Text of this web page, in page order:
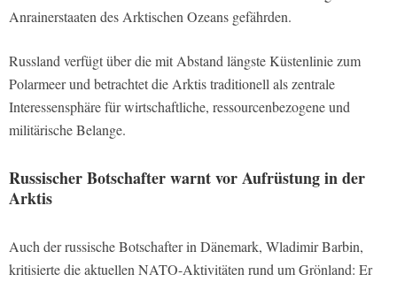
Anrainerstaaten des Arktischen Ozeans gefährden.
Russland verfügt über die mit Abstand längste Küstenlinie zum
Polarmeer und betrachtet die Arktis traditionell als zentrale
Interessensphäre für wirtschaftliche, ressourcenbezogene und
militärische Belange.
Russischer Botschafter warnt vor Aufrüstung in der
Arktis
Auch der russische Botschafter in Dänemark, Wladimir Barbin,
kritisierte die aktuellen NATO-Aktivitäten rund um Grönland: Er